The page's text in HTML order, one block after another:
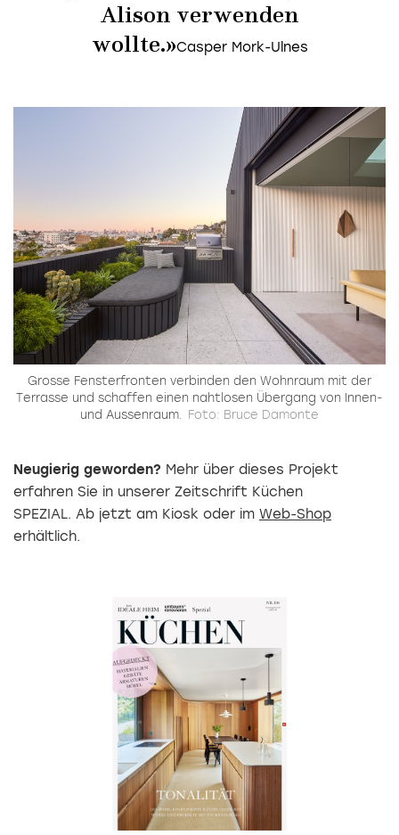
Alison verwenden
wollte.»
Grosse Fensterfronten verbinden den Wohnraum mit der
Terrasse und schaffen einen nahtlosen Übergang von Innen-
und Aussenraum.
Foto: Bruce Damonte
Neugierig geworden? Mehr über dieses Projekt
erfahren Sie in unserer Zeitschrift Küchen
SPEZIAL. Ab jetzt am Kiosk oder im Web-Shop
erhältlich.